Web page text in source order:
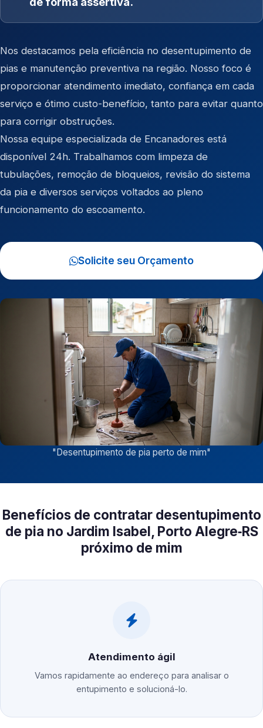
Nos destacamos pela eficiência no desentupimento de
pias e manutenção preventiva na região. Nosso foco é
proporcionar atendimento imediato, confiança em cada
serviço e ótimo custo-benefício, tanto para evitar quanto
para corrigir obstruções.
Nossa equipe especializada de Encanadores está
disponível 24h. Trabalhamos com limpeza de
tubulações, remoção de bloqueios, revisão do sistema
da pia e diversos serviços voltados ao pleno
funcionamento do escoamento.
Solicite seu Orçamento
"Desentupimento de pia perto de mim"
Benefícios de contratar desentupimento
de pia no Jardim Isabel, Porto Alegre‑RS
próximo de mim
Atendimento ágil
Vamos rapidamente ao endereço para analisar o
entupimento e solucioná-lo.